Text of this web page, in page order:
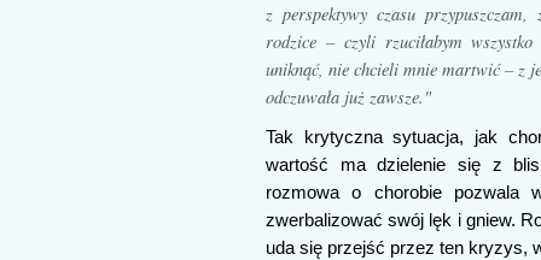
z perspektywy czasu
rodzice – czyli rzuciłabym
uniknąć, nie chcieli mnie martwić – z
odczuwała już zawsze."
Tak krytyczna sytuacja, jak
wartość ma dzielenie się z
rozmowa o chorobie pozwala
zwerbalizować swój lęk i gniew.
uda się przejść przez ten kryzys,